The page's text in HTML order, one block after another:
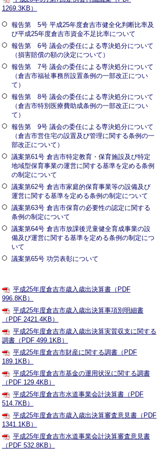
1269.3KB）
報告第 5号 平成25年度倉吉市健全化判断比率及
び平成25年度倉吉市資金不足比率について
報告第 6号 議会の委任による専決処分について
（損害賠償の額の決定について）
報告第 7号 議会の委任による専決処分について
（倉吉市福祉事務所設置条例の一部改正につい
て）
報告第 8号 議会の委任による専決処分について
（倉吉市特別医療費助成条例の一部改正につい
て）
報告第 9号 議会の委任による専決処分について
（倉吉市営住宅の設置及び管理に関する条例の一
部改正について）
議案第61号 倉吉市特定教育・保育施設及び特定
地域型保育事業の運営に関する基準を定める条例
の制定について
議案第62号 倉吉市家庭的保育事業等の設備及び
運営に関する基準を定める条例の制定について
議案第63号 倉吉市保育の必要性の認定に関する
条例の制定について
議案第64号 倉吉市放課後児童健全育成事業の設
備及び運営に関する基準を定める条例の制定につ
いて
議案第65号 功労表彰について
平成25年度倉吉市歳入歳出決算書（PDF
996.8KB）
平成25年度倉吉市歳入歳出決算事項別明細書
（PDF 2421.4KB）
平成25年度倉吉市歳入歳出決算実質収支に関する
調書（PDF 499.1KB）
平成25年度倉吉市財産に関する調書（PDF
189.1KB）
平成25年度倉吉市基金の運用状況に関する調書
（PDF 129.4KB）
平成25年度倉吉市水道事業会計決算書（PDF
514.7KB）
平成25年度倉吉市歳入歳出決算審査意見書（PDF
1341.1KB）
平成25年度倉吉市水道事業会計決算審査意見書
（PDF 532.8KB）